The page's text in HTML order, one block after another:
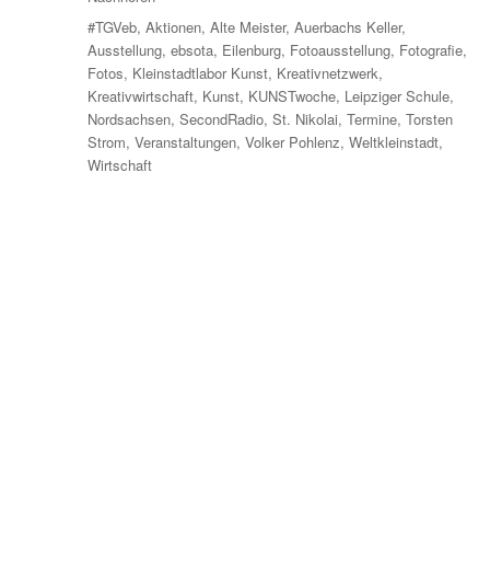
Schlagwörter
#TGVeb,Aktionen,Alte Meister,Auerbachs Keller,
Ausstellung,ebsota, Eilenburg, Fotoausstellung, Fotografie,
Fotos, Kleinstadtlabor Kunst, Kreativnetzwerk,
Kreativwirtschaft, Kunst, KUNSTwoche, Leipziger Schule,
Nordsachsen,SecondRadio,St. Nikolai,Termine,Torsten
Strom,Veranstaltungen,Volker Pohlenz,Weltkleinstadt,
Wirtschaft